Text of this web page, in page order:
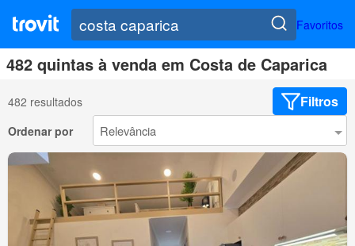
Favoritos
482 quintas à venda em Costa de Caparica
482 resultados Filtros
Ordenar por